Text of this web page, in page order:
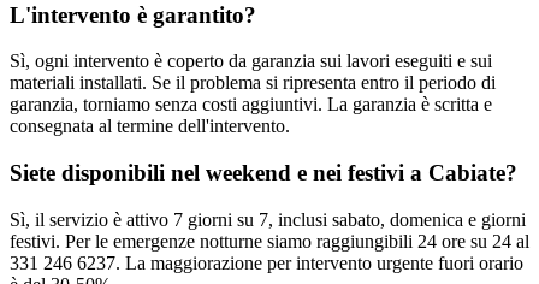
L'intervento è garantito?
Sì, ogni intervento è coperto da garanzia sui lavori eseguiti e sui
materiali installati. Se il problema si ripresenta entro il periodo di
garanzia, torniamo senza costi aggiuntivi. La garanzia è scritta e
consegnata al termine dell'intervento.
Siete disponibili nel weekend e nei festivi a Cabiate?
Sì, il servizio è attivo 7 giorni su 7, inclusi sabato, domenica e giorni
festivi. Per le emergenze notturne siamo raggiungibili 24 ore su 24 al
331 246 6237. La maggiorazione per intervento urgente fuori orario